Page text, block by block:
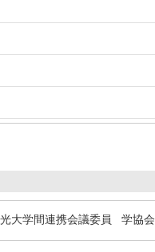
大学間連携会議委員 学協会